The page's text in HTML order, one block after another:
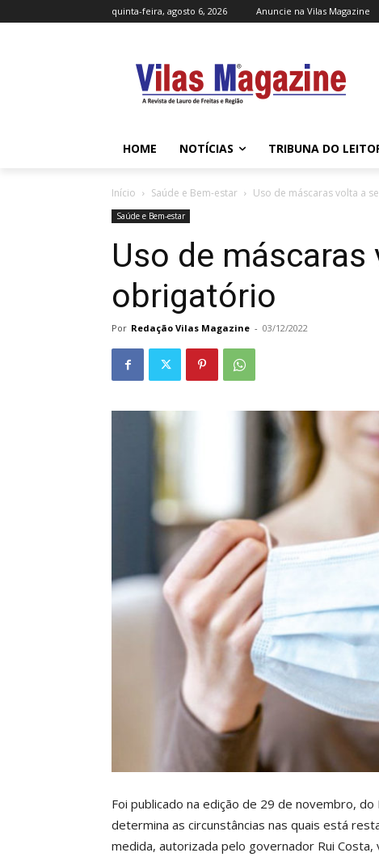
quinta-feira, agosto 6, 2026 Anuncie na Vilas Magazine
HOME NOTÍCIAS TRIBUNA DO
Início Saúde e Bem-estar Uso de máscaras volta a
Saúde e Bem-estar
Uso de máscaras
obrigatório
Por Redação Vilas Magazine - 03/12/2022
Foi publicado na edição de 29 de novembro,
determina as circunstâncias nas quais está
medida, autorizada pelo governador Rui